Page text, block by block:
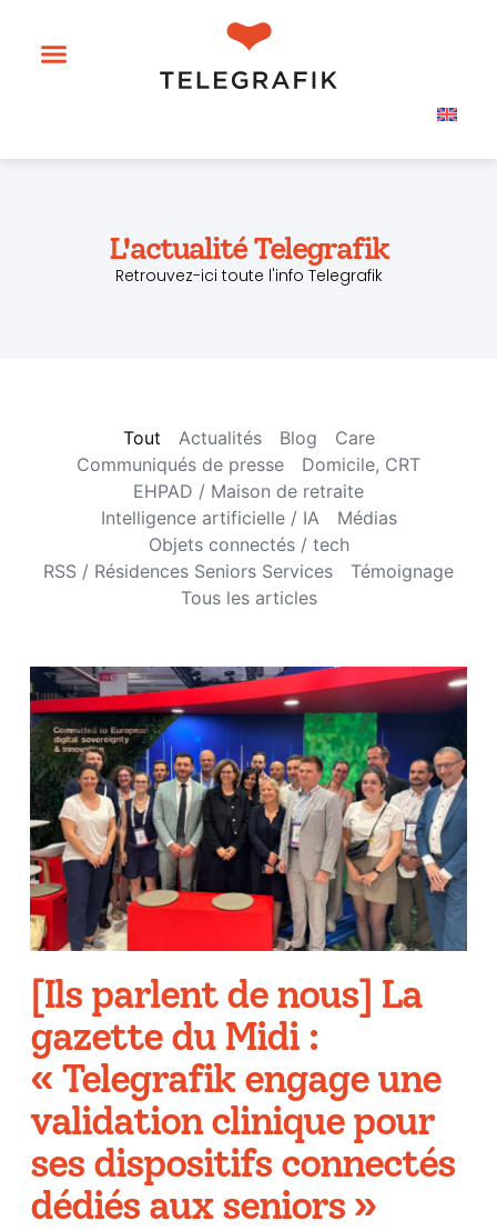
L'actualité Telegrafik
Retrouvez-ici toute l'info Telegrafik
Actualités Blog
Care
Communiqués de presse
Domicile, CRT
EHPAD / Maison de retraite
Intelligence artificielle / IA
Médias
Objets connectés / tech
RSS / Résidences Seniors Services
Témoignage
Tous les articles
Tout
[Ils parlent de nous] La
gazette du Midi :
« Telegrafik engage une
validation clinique pour
ses dispositifs connectés
dédiés aux seniors »